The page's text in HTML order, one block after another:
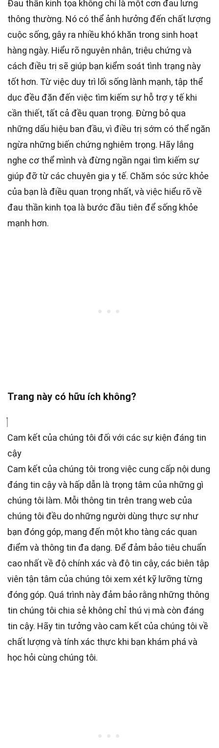
Đau thần kinh tọa không chỉ là một cơn đau lưng
thông thường. Nó có thể ảnh hưởng đến chất lượng
cuộc sống, gây ra nhiều khó khăn trong sinh hoạt
hàng ngày. Hiểu rõ nguyên nhân, triệu chứng và
cách điều trị sẽ giúp bạn kiểm soát tình trạng này
tốt hơn. Từ việc duy trì lối sống lành mạnh, tập thể
dục đều đặn đến việc tìm kiếm sự hỗ trợ y tế khi
cần thiết, tất cả đều quan trọng. Đừng bỏ qua
những dấu hiệu ban đầu, vì điều trị sớm có thể ngăn
ngừa những biến chứng nghiêm trọng. Hãy lắng
nghe cơ thể mình và đừng ngần ngại tìm kiếm sự
giúp đỡ từ các chuyên gia y tế. Chăm sóc sức khỏe
của bạn là điều quan trọng nhất, và việc hiểu rõ về
đau thần kinh tọa là bước đầu tiên để sống khỏe
mạnh hơn.
Trang này có hữu ích không?
Cam kết của chúng tôi đối với các sự kiện đáng tin
cậy
Cam kết của chúng tôi trong việc cung cấp nội dung
đáng tin cậy và hấp dẫn là trọng tâm của những gì
chúng tôi làm. Mỗi thông tin trên trang web của
chúng tôi đều do những người dùng thực sự như
bạn đóng góp, mang đến một kho tàng các quan
điểm và thông tin đa dạng. Để đảm bảo tiêu chuẩn
cao nhất về độ chính xác và độ tin cậy, các biên tập
viên tận tâm của chúng tôi xem xét kỹ lưỡng từng
đóng góp. Quá trình này đảm bảo rằng những thông
tin chúng tôi chia sẻ không chỉ thú vị mà còn đáng
tin cậy. Hãy tin tưởng vào cam kết của chúng tôi về
chất lượng và tính xác thực khi bạn khám phá và
học hỏi cùng chúng tôi.